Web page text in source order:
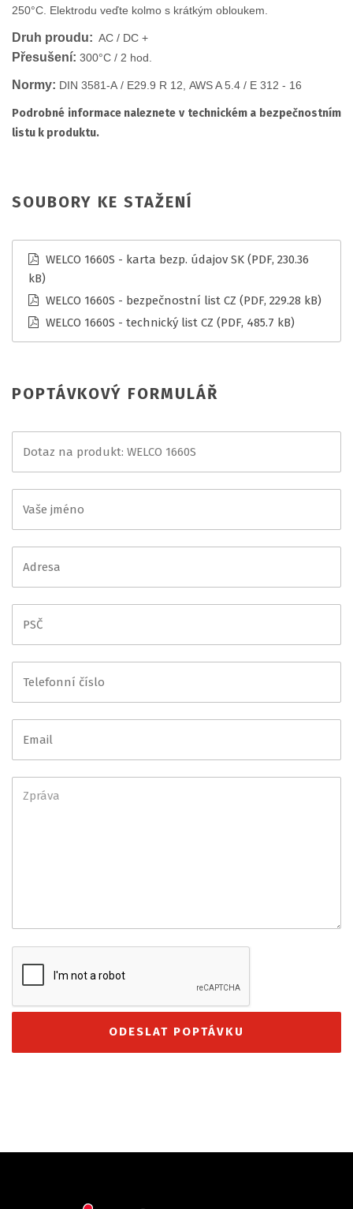
250°C. Elektrodu veďte kolmo s krátkým obloukem.
Druh proudu: AC / DC +
Přesušení: 300°C / 2 hod.
Normy: DIN 3581-A / E29.9 R 12, AWS A 5.4 / E 312 - 16
Podrobné informace naleznete v technickém a bezpečnostním
listu k produktu.
SOUBORY KE STAŽENÍ
WELCO 1660S - karta bezp. údajov SK (PDF, 230.36
kB)
WELCO 1660S - bezpečnostní list CZ (PDF, 229.28 kB)
WELCO 1660S - technický list CZ (PDF, 485.7 kB)
POPTÁVKOVÝ FORMULÁŘ